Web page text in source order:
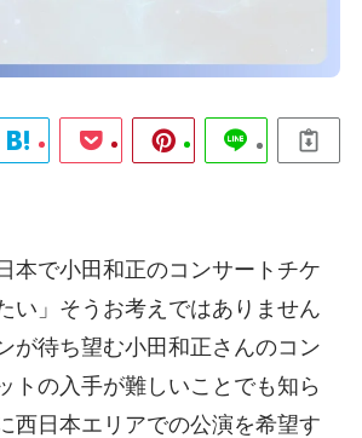
本で小田和正のコンサートチケ
い」そうお考えではありません
が待ち望む小田和正さんのコン
トの入手が難しいことでも知ら
西日本エリアでの公演を希望す